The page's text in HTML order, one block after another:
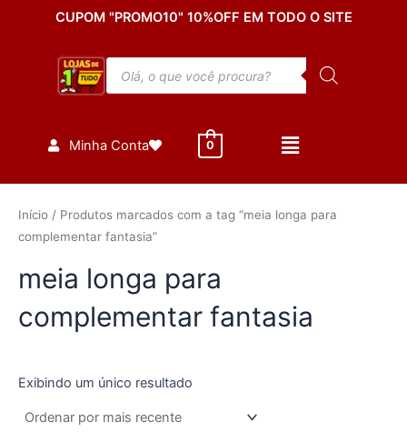
CUPOM "PROMO10" 10%OFF EM TODO O SITE
Pesquisar
produtos
Minha Conta 0
Início / Produtos marcados com a tag “meia longa para
complementar fantasia”
meia longa para
complementar fantasia
Exibindo um único resultado